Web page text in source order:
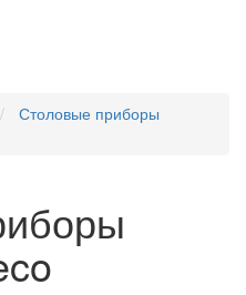
Столовые приборы